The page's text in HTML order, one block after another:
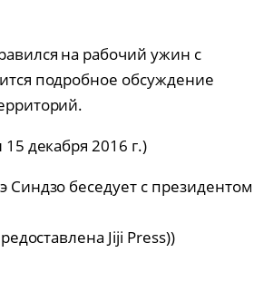
на рабочий ужин с
подробное обсуждение
декабря 2016 г.)
беседует с президентом
Jiji Press))